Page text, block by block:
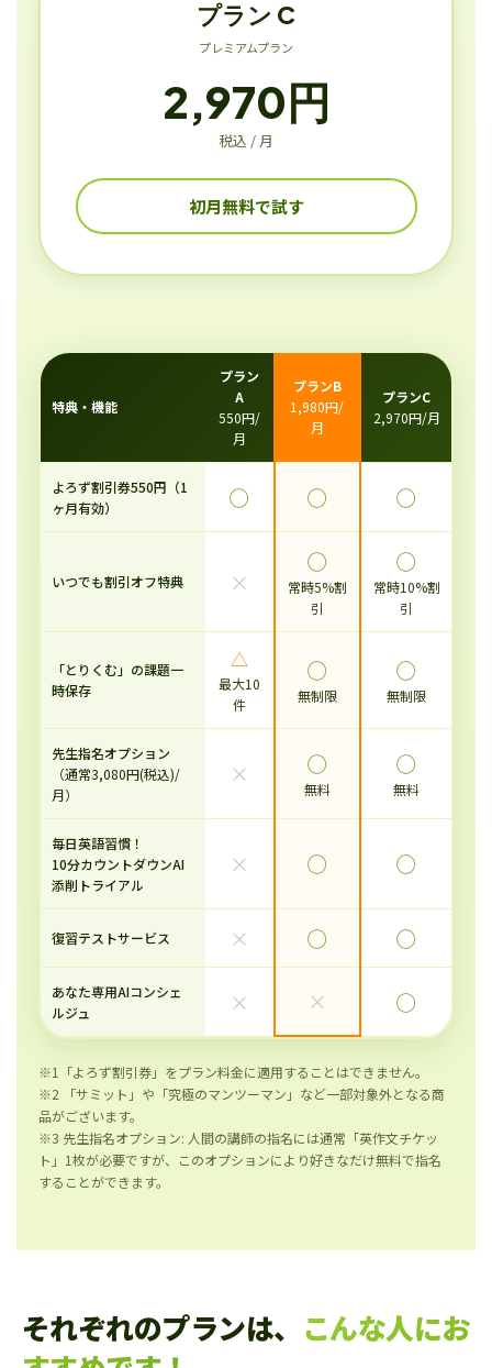
プラン C
プレミアムプラン
2,970円
税込 / 月
初月無料で試す
特典・機能
プラン
A
550円/
月
プランB
1,980円/
月
プランC
2,970円/月
よろず割引券550円（1
ヶ月有効）
◯ ◯ ◯
いつでも割引オフ特典 ×
◯
常時5%割
引
◯
常時10%割
引
「とりくむ」の課題一
時保存
△
最大10
件
◯
無制限
◯
無制限
先生指名オプション
（通常3,080円(税込)/
月）
× ◯
無料
◯
無料
毎日英語習慣！
10分カウントダウンAI
添削トライアル
× ◯ ◯
復習テストサービス × ◯ ◯
あなた専用AIコンシェ
ルジュ
× × ◯
※1「よろず割引券」をプラン料金に適用することはできません。
※2 「サミット」や「究極のマンツーマン」など一部対象外となる商
品がございます。
※3 先生指名オプション: 人間の講師の指名には通常「英作文チケッ
ト」1枚が必要ですが、このオプションにより好きなだけ無料で指名
することができます。
それぞれのプランは、 こんな人にお